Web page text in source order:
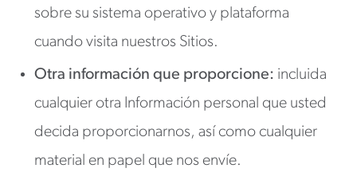
sobre su sistema operativo y plataforma
cuando visita nuestros Sitios.
Otra información que proporcione: incluida
cualquier otra Información personal que usted
decida proporcionarnos, así como cualquier
material en papel que nos envíe.